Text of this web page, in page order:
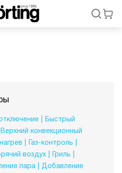
Быстрый
Верхний конвекционный
Газ-контроль
воздух
Гриль
пара
Добавление